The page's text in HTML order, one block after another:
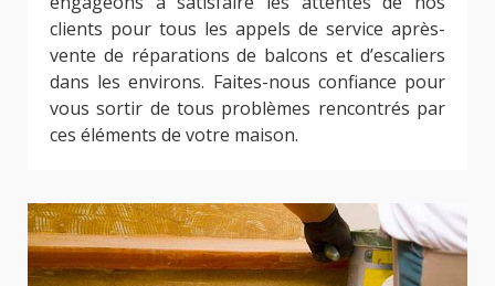
clients pour tous les appels de service après-
vente de réparations de balcons et d’escaliers
dans les environs. Faites-nous confiance pour
vous sortir de tous problèmes rencontrés par
ces éléments de votre maison.